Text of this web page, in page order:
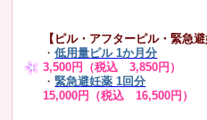
【ピル・アフターピル・緊急避
・低用量ピル 1か月分
3,500円（税込 3,850円）
・緊急避妊薬 1回分
15,000円（税込 16,500円）